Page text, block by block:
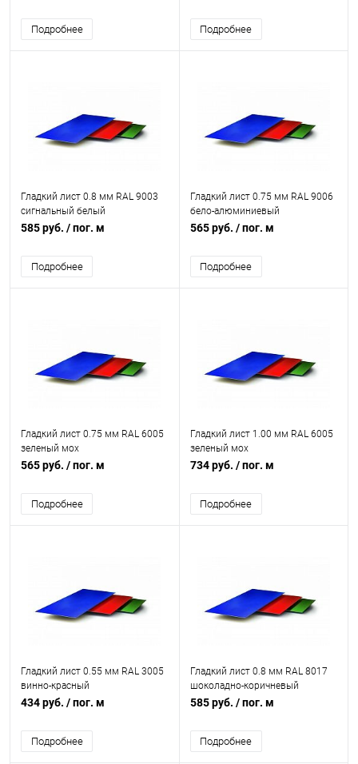
Подробнее Подробнее
Гладкий лист 0.8 мм RAL 9003
сигнальный белый
585 руб. / пог. м
Подробнее
Гладкий лист 0.75 мм RAL 9006
бело-алюминиевый
565 руб. / пог. м
Подробнее
Гладкий лист 0.75 мм RAL 6005
зеленый мох
565 руб. / пог. м
Подробнее
Гладкий лист 1.00 мм RAL 6005
зеленый мох
734 руб. / пог. м
Подробнее
Гладкий лист 0.55 мм RAL 3005
винно-красный
434 руб. / пог. м
Подробнее
Гладкий лист 0.8 мм RAL 8017
шоколадно-коричневый
585 руб. / пог. м
Подробнее